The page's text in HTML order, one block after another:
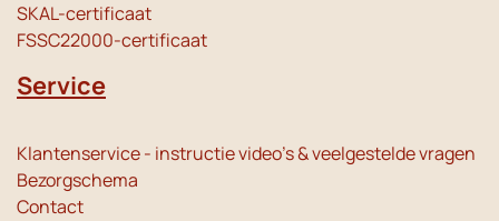
SKAL-certificaat
FSSC22000-certificaat
Service
Klantenservice - instructie video's & veelgestelde vragen
Bezorgschema
Contact